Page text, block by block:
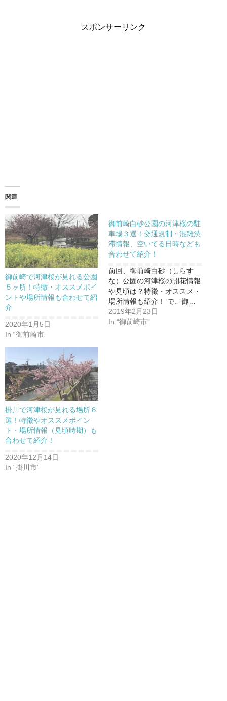
スポンサーリンク
関連
御前崎で河津桜が見れる公園
５ヶ所！特徴・オススメポイ
ントや場所情報も合わせて紹
介
2020年1月5日
In “御前崎市”
御前崎白砂公園の河津桜の駐
車場３選！交通規制・混雑渋
滞情報、空いてる日時なども
合わせて紹介！
前回、御前崎白砂（しらす
な）公園の河津桜の開花情報
や見頃は？特徴・オススメ・
場所情報も紹介！ で、御…
2019年2月23日
In “御前崎市”
掛川で河津桜が見れる場所６
選！特徴やオススメポイン
ト・場所情報（見頃時期）も
合わせて紹介！
2020年12月14日
In “掛川市”